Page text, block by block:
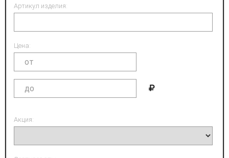
Артикул изделия:
Цена:
Акция: